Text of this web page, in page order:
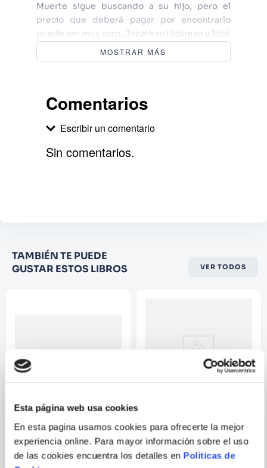
Esta página web usa cookies
En esta pagina usamos cookies para ofrecerte la mejor
experiencia online. Para mayor información sobre el uso
de las cookies encuentra los detalles en Politicas de
Muerte sigue buscando a su hijo, pero el
precio que deberá pagar por encontrarlo
puede ser muy caro. Jonathan Hickman y Nick
Dragotta suben la apuesta en una de las
series independientes de más éxito en EE UU.
MOSTRAR MÁS
Comentarios
Escribir un comentario
Califique el producto de 1 a 5
estrellas
Sin comentarios.
TAMBIÉN TE PUEDE
GUSTAR ESTOS LIBROS
VER TODOS
A.L.I.E.N.
ROBERT KIRKMAN;
PAUL AZACETA
OUTCAST VOL. 02 - A VAST
AND UNENDING RUIN